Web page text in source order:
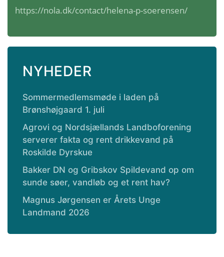
https://nola.dk/contact/helena-p-soerensen/
NYHEDER
Sommermedlemsmøde i laden på
Brønshøjgaard 1. juli
Agrovi og Nordsjællands Landboforening
serverer fakta og rent drikkevand på
Roskilde Dyrskue
Bakker DN og Gribskov Spildevand op om
sunde søer, vandløb og et rent hav?
Magnus Jørgensen er Årets Unge
Landmand 2026